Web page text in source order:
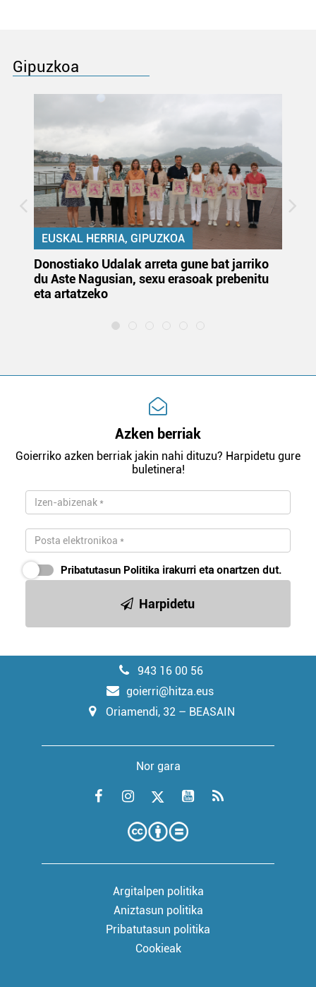
Gipuzkoa
EUSKAL HERRIA, GIPUZKOA
Donostiako Udalak arreta gune bat jarriko
du Aste Nagusian, sexu erasoak prebenitu
eta artatzeko
Azken berriak
Goierriko azken berriak jakin nahi dituzu? Harpidetu gure
buletinera!
Pribatutasun Politika irakurri eta onartzen dut.
Harpidetu
943 16 00 56
goierri@hitza.eus
Oriamendi, 32 – BEASAIN
Nor gara
Argitalpen politika
Aniztasun politika
Pribatutasun politika
Cookieak